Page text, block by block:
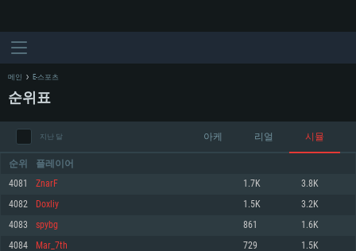
메인 E-스포츠
순위표
지난 달 아케 리얼 시뮬
순위 플레이어
4081 ZnarF 1.7K 3.8K
4082 Doxliy 1.5K 3.2K
4083 spybg 861 1.6K
4084 Mar_7th 729 1.5K